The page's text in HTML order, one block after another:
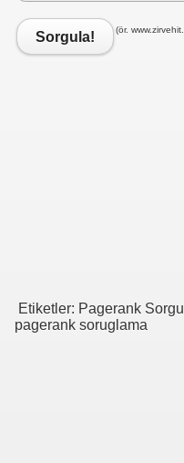
Sorgula! (ör.
Etiketler: Pagerank
pagerank soruglama